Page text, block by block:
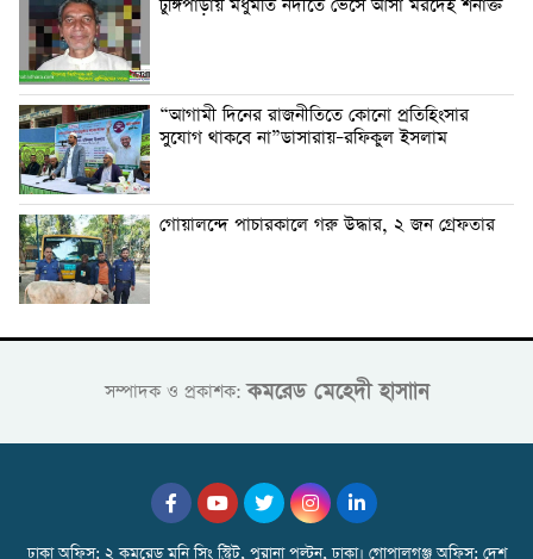
টুঙ্গিপাড়ায় মধুমতি নদীতে ভেসে আসা মরদেহ শনাক্ত
“আগামী দিনের রাজনীতিতে কোনো প্রতিহিংসার
সুযোগ থাকবে না”ডাসারায়–রফিকুল ইসলাম
গোয়ালন্দে পাচারকালে গরু উদ্ধার, ২ জন গ্রেফতার
সম্পাদক ও প্রকাশক:কমরেড মেহেদী হাসাান
ঢাকা অফিস: ২ কমরেড মনি সিং স্ট্রিট, পুরানা পল্টন, ঢাকা। গোপালগঞ্জ অফিস: দেশ